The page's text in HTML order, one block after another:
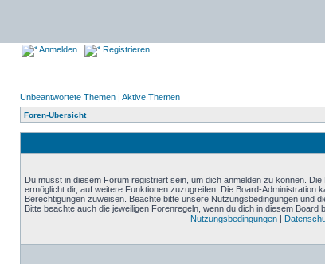
Anmelden Registrieren
Unbeantwortete Themen | Aktive Themen
Foren-Übersicht
Du musst in diesem Forum registriert sein, um dich anmelden zu können.
ermöglicht dir, auf weitere Funktionen zuzugreifen. Die Board-Administration
Berechtigungen zuweisen. Beachte bitte unsere Nutzungsbedingungen und
Bitte beachte auch die jeweiligen Forenregeln, wenn du dich in diesem Board
Nutzungsbedingungen |